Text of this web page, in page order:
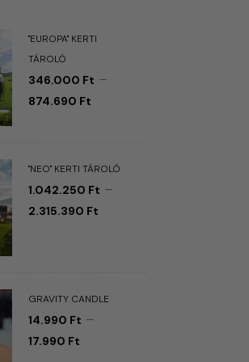
"EUROPA" KERTI
TÁROLÓ
346.000 Ft –
874.690 Ft
"NEO" KERTI TÁROLÓ
1.042.250 Ft –
2.315.390 Ft
GRAVITY CANDLE
14.990 Ft –
17.990 Ft